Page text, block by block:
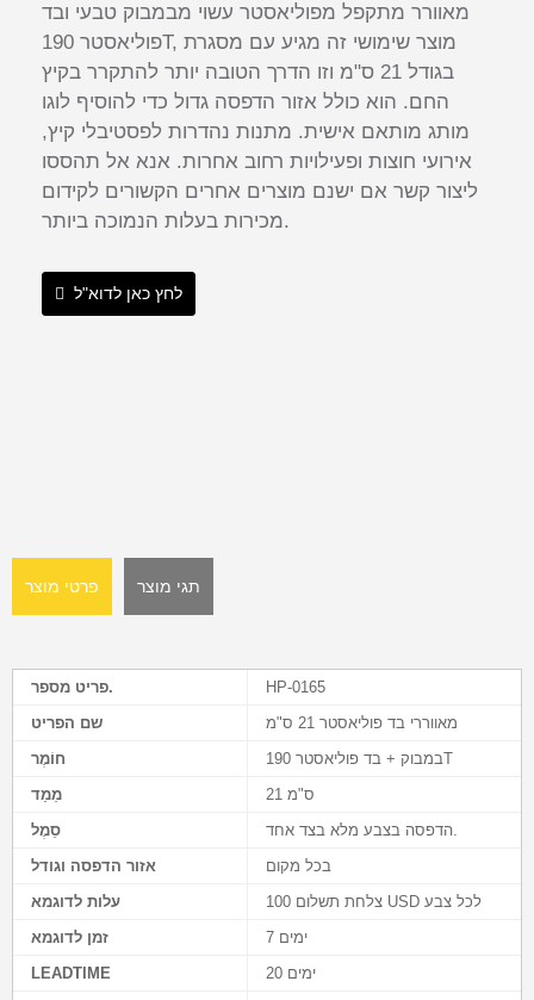
מאוורר מתקפל מפוליאסטר עשוי מבמבוק טבעי ובד
פוליאסטר 190T, מוצר שימושי זה מגיע עם מסגרת
בגודל 21 ס"מ וזו הדרך הטובה יותר להתקרר בקיץ
החם. הוא כולל אזור הדפסה גדול כדי להוסיף לוגו
מותג מותאם אישית. מתנות נהדרות לפסטיבלי קיץ,
אירועי חוצות ופעילויות רחוב אחרות. אנא אל תהססו
ליצור קשר אם ישנם מוצרים אחרים הקשורים לקידום
מכירות בעלות הנמוכה ביותר.
לחץ כאן לדוא"ל
פרטי מוצר תגי מוצר
פריט מספר.
HP-0165
שם הפריט
חוֹמֶר
במבוק + בד פוליאסטר 190T
מֵמַד
21 ס"מ
סֵמֶל
הדפסה בצבע מלא בצד אחד.
אזור הדפסה וגודל
בכל מקום
עלות לדוגמא
צלחת תשלום 100 USD לכל צבע
זמן לדוגמא
7 ימים
LEADTIME
20 ימים